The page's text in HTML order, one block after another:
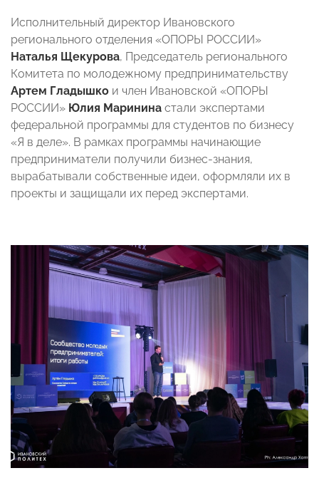
Исполнительный директор Ивановского
регионального отделения «ОПОРЫ РОССИИ»
Наталья Щекурова, Председатель регионального
Комитета по молодежному предпринимательству
Артем Гладышко и член Ивановской «ОПОРЫ
РОССИИ» Юлия Маринина стали экспертами
федеральной программы для студентов по бизнесу
«Я в деле». В рамках программы начинающие
предприниматели получили бизнес-знания,
вырабатывали собственные идеи, оформляли их в
проекты и защищали их перед экспертами.